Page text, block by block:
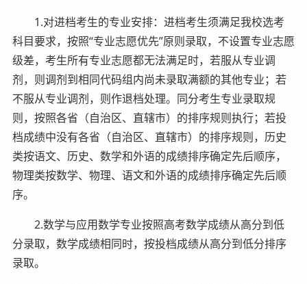
1.对进档考生的专业安排：进档考生须满足我校选考
科目要求，按照“专业志愿优先”原则录取，不设置专业志愿
级差，考生所有专业志愿都无法满足时，若服从专业调
剂，则调剂到相同代码组内尚未录取满额的其他专业；若
不服从专业调剂，则作退档处理。同分考生专业录取规
则，按照各省（自治区、直辖市）的排序规则执行；若投
档成绩中没有各省（自治区、直辖市）的排序规则，历史
类按语文、历史、数学和外语的成绩排序确定先后顺序，
物理类按数学、物理、语文和外语的成绩排序确定先后顺
序。
2.数学与应用数学专业按照高考数学成绩从高分到低
分录取，数学成绩相同时，按投档成绩从高分到低分排序
录取。